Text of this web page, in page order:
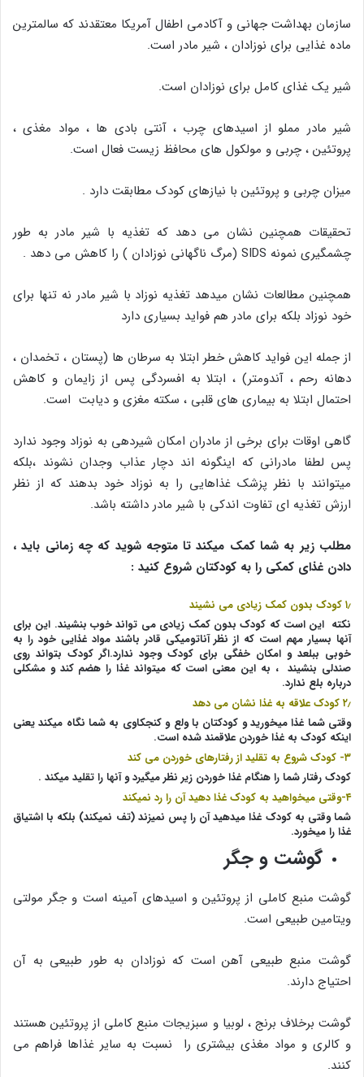
سازمان بهداشت جهانی و آکادمی اطفال آمریکا معتقدند که سالمترین
ماده غذایی برای نوزادان ، شیر مادر است.
شیر یک غذای کامل برای نوزادان است.
شیر مادر مملو از اسیدهای چرب ، آنتی بادی ها ، مواد مغذی ،
پروتئین ، چربی و مولکول های محافظ زیست فعال است.
میزان چربی و پروتئین با نیازهای کودک مطابقت دارد .
تحقیقات همچنین نشان می دهد که تغذیه با شیر مادر به طور
چشمگیری نمونه SIDS (مرگ ناگهانی نوزادان ) را کاهش می دهد .
همچنین مطالعات نشان میدهد تغذیه نوزاد با شیر مادر نه تنها برای
خود نوزاد بلکه برای مادر هم فواید بسیاری دارد
از جمله این فواید کاهش خطر ابتلا به سرطان ها (پستان ، تخمدان ،
دهانه رحم ، آندومتر) ، ابتلا به افسردگی پس از زایمان و کاهش
احتمال ابتلا به بیماری های قلبی ، سکته مغزی و دیابت است.
گاهی اوقات برای برخی از مادران امکان شیردهی به نوزاد وجود ندارد
پس لطفا مادرانی که اینگونه اند دچار عذاب وجدان نشوند ،بلکه
میتوانند با نظر پزشک غذاهایی را به نوزاد خود بدهند که از نظر
ارزش تغذیه ای تفاوت اندکی با شیر مادر داشته باشد.
مطلب زیر به شما کمک میکند تا متوجه شوید که چه زمانی باید ،
دادن غذای کمکی را به کودکتان شروع کنید :
۱٫ کودک بدون کمک زیادی می نشیند
نکته این است که کودک بدون کمک زیادی می تواند خوب بنشیند. این برای
آنها بسیار مهم است که از نظر آناتومیکی قادر باشند مواد غذایی خود را به
خوبی ببلعد و امکان خفگی برای کودک وجود ندارد.اگر کودک بتواند روی
صندلی بنشیند ، به این معنی است که میتواند غذا را هضم کند و مشکلی
درباره بلع ندارد.
۲٫ کودک علاقه به غذا نشان می دهد
وقتی شما غذا میخورید و کودکتان با ولع و کنجکاوی به شما نگاه میکند یعنی
اینکه کودک به غذا خوردن علاقمند شده است.
۳- کودک شروع به تقلید از رفتارهای خوردن می کند
کودک رفتار شما را هنگام غذا خوردن زیر نظر میگیرد و آنها را تقلید میکند .
۴-وقتی میخواهید به کودک غذا دهید آن را رد نمیکند
شما وقتی به کودک غذا میدهید آن را پس نمیزند (تف نمیکند) بلکه با اشتیاق
غذا را میخورد.
گوشت و جگر
گوشت منبع کاملی از پروتئین و اسیدهای آمینه است و جگر مولتی
ویتامین طبیعی است.
گوشت منبع طبیعی آهن است که نوزادان به طور طبیعی به آن
احتیاج دارند.
گوشت برخلاف برنج ، لوبیا و سبزیجات منبع کاملی از پروتئین هستند
و کالری و مواد مغذی بیشتری را نسبت به سایر غذاها فراهم می
کنند.